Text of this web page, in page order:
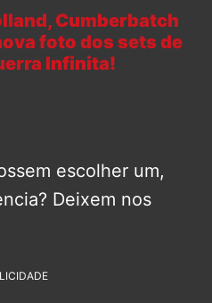
Cumberbatch
foto dos sets de
Infinita!
escolher um,
Deixem nos